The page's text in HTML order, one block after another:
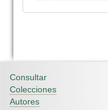
Consultar
Colecciones
Autores